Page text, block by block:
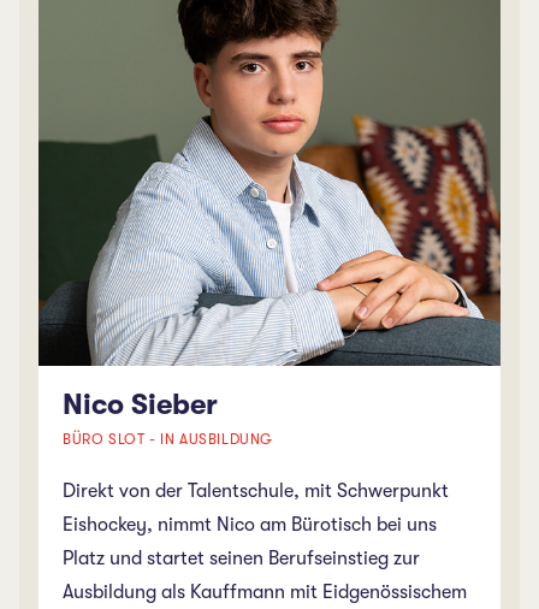
Nico Sieber
BÜRO SLOT - IN AUSBILDUNG
Direkt von der Talentschule, mit Schwerpunkt
Eishockey, nimmt Nico am Bürotisch bei uns
Platz und startet seinen Berufseinstieg zur
Ausbildung als Kauffmann mit Eidgenössischem